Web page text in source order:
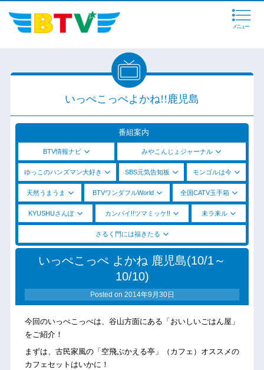
メニュー
いっぺこっぺよかね!!鹿児島
番組案内
BTV情報ナビ みやこんじょジャーナル
ゆっこのハンズマン大好き SBS元気告知板 モンゴルは今
天然うまうま BTVワンダフルWorld 全国CATV玉手箱
KYUSHUさんぽ カンパイ!!ツマミッケ!! 未ラ来ル
さるく門には福きたる
いっぺこっぺ よかね 鹿児島(10/1～
10/10)
Posted on 2014年9月30日
今回のいっぺこっぺは、谷山方面にある「おいしいごはん屋」
をご紹介！
まずは、古民家風の「空飛ぶかえる亭」（カフェ）オススメの
カフェセットはいかに！